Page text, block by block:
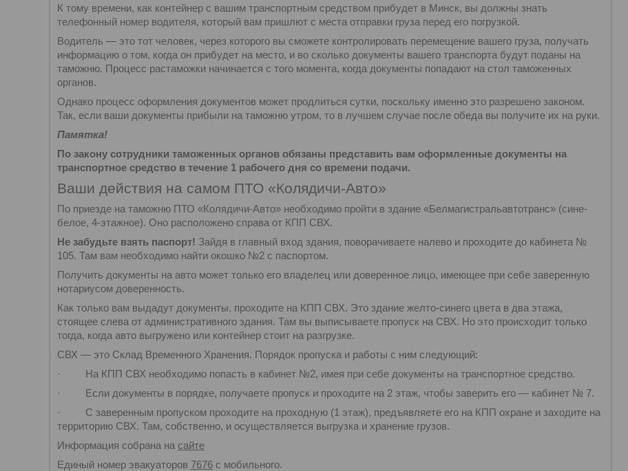
К тому времени, как контейнер с вашим транспортным средством прибудет в Минск, вы должны знать
телефонный номер водителя, который вам пришлют с места отправки груза перед его погрузкой.
Водитель — это тот человек, через которого вы сможете контролировать перемещение вашего груза, получать
информацию о том, когда он прибудет на место, и во сколько документы вашего транспорта будут поданы на
таможню. Процесс растаможки начинается с того момента, когда документы попадают на стол таможенных
органов.
Однако процесс оформления документов может продлиться сутки, поскольку именно это разрешено законом.
Так, если ваши документы прибыли на таможню утром, то в лучшем случае после обеда вы получите их на руки.
Памятка!
По закону сотрудники таможенных органов обязаны представить вам оформленные документы на
транспортное средство в течение 1 рабочего дня со времени подачи.
Ваши действия на самом ПТО «Колядичи-Авто»
По приезде на таможню ПТО «Колядичи-Авто» необходимо пройти в здание «Белмагистральавтотранс» (сине-
белое, 4-этажное). Оно расположено справа от КПП СВХ.
Не забудьте взять паспорт! Зайдя в главный вход здания, поворачиваете налево и проходите до кабинета №
105. Там вам необходимо найти окошко №2 с паспортом.
Получить документы на авто может только его владелец или доверенное лицо, имеющее при себе заверенную
нотариусом доверенность.
Как только вам выдадут документы, проходите на КПП СВХ. Это здание желто-синего цвета в два этажа,
стоящее слева от административного здания. Там вы выписываете пропуск на СВХ. Но это происходит только
тогда, когда авто выгружено или контейнер стоит на разгрузке.
СВХ — это Склад Временного Хранения. Порядок пропуска и работы с ним следующий:
· На КПП СВХ необходимо попасть в кабинет №2, имея при себе документы на транспортное средство.
· Если документы в порядке, получаете пропуск и проходите на 2 этаж, чтобы заверить его — кабинет № 7.
· С заверенным пропуском проходите на проходную (1 этаж), предъявляете его на КПП охране и заходите на
территорию СВХ. Там, собственно, и осуществляется выгрузка и хранение грузов.
Информация собрана на сайте
Единый номер эвакуаторов 7676 с мобильного.